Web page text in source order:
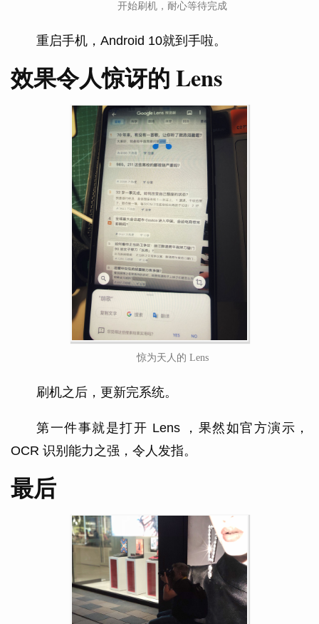
开始刷机，耐心等待完成
重启手机，Android 10就到手啦。
效果令人惊讶的 Lens
惊为天人的 Lens
刷机之后，更新完系统。
第一件事就是打开 Lens ，果然如官方演示，
OCR 识别能力之强，令人发指。
最后